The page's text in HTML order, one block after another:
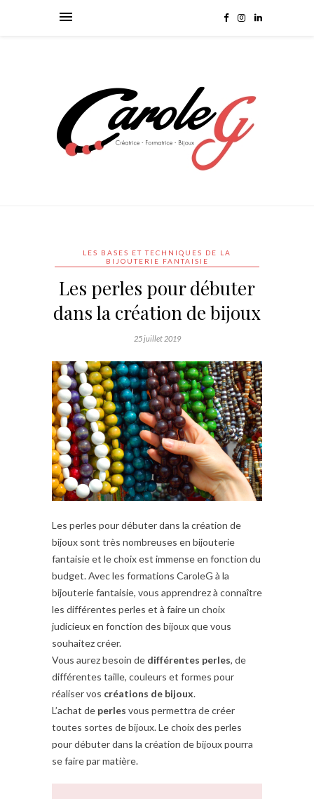
LES BASES ET TECHNIQUES DE LA
BIJOUTERIE FANTAISIE
Les perles pour débuter
dans la création de bijoux
25 juillet 2019
Les perles pour débuter dans la création de
bijoux sont très nombreuses en bijouterie
fantaisie et le choix est immense en fonction du
budget. Avec les formations CaroleG à la
bijouterie fantaisie, vous apprendrez à connaître
les différentes perles et à faire un choix
judicieux en fonction des bijoux que vous
souhaitez créer.
Vous aurez besoin de différentes perles, de
différentes taille, couleurs et formes pour
réaliser vos créations de bijoux.
L’achat de perles vous permettra de créer
toutes sortes de bijoux. Le choix des perles
pour débuter dans la création de bijoux pourra
se faire par matière.